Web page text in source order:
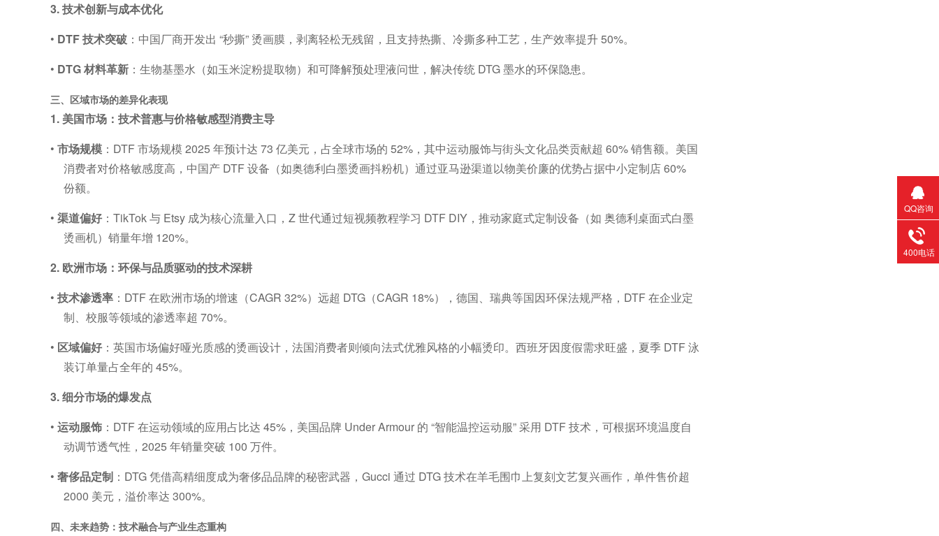
3.技术创新与成本优化
• DTF技术突破 ：中国厂商开发出 “秒撕” 烫画膜，剥离轻松无残留，且支持热撕、冷撕多种工艺，生产效率提升50%。
• DTG材料革新 ：生物基墨水（如玉米淀粉提取物）和可降解预处理液问世，解决传统 DTG墨水的环保隐患。
三、区域市场的差异化表现
1. 美国市场：技术普惠与价格敏感型消费主导
• 市场规模 ： DTF市场规模 2025 年预计达 73 亿美元，占全球市场的 52% ，其中运动服饰与街头文化品类贡献超 60%销售额。美国
消费者对价格敏感度高，中国产 DTF设备（如奥德利白墨烫画抖粉机）通过亚马逊渠道以物美价廉的优势占据中小定制店60%
份额。
• 渠道偏好： TikTok与 Etsy 成为核心流量入口， Z世代通过短视频教程学习 DTF DIY ，推动家庭式定制设备（如 奥德利桌面式白墨
烫画机）销量年增 120%。
2. 欧洲市场：环保与品质驱动的技术深耕
• 技术渗透率 ： DTF在欧洲市场的增速（CAGR 32%）远超 DTG （CAGR 18%），德国、瑞典等国因环保法规严格， DTF在企业定
制、校服等领域的渗透率超70%。
• 区域偏好：英国市场偏好哑光质感的烫画设计，法国消费者则倾向法式优雅风格的小幅烫印。西班牙因度假需求旺盛，夏季 DTF泳
装订单量占全年的45%。
3.细分市场的爆发点
• 运动服饰 ： DTF在运动领域的应用占比达 45% ，美国品牌 Under Armour 的 “智能温控运动服”采用 DTF技术，可根据环境温度自
动调节透气性，2025年销量突破 100万件。
• 奢侈品定制 ： DTG凭借高精细度成为奢侈品品牌的秘密武器， Gucci 通过 DTG技术在羊毛围巾上复刻文艺复兴画作，单件售价超
2000 美元，溢价率达300%。
四、未来趋势：技术融合与产业生态重构
QQ咨询
400电话